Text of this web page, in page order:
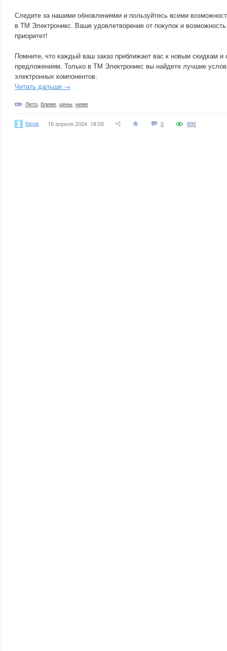
Следите за нашими обновлениями и пользуйтесь всеми
в ТМ Электроникс. Ваше удовлетворение от покупок и
приоритет!
Помните, что каждый ваш заказ приближает вас к новым скидкам и
предложениям. Только в ТМ Электроникс вы найдете лучшие
электронных компонентов.
Читать дальше →
Лето ближе цены ниже
focus 16 апреля 2024, 18:05 0 890